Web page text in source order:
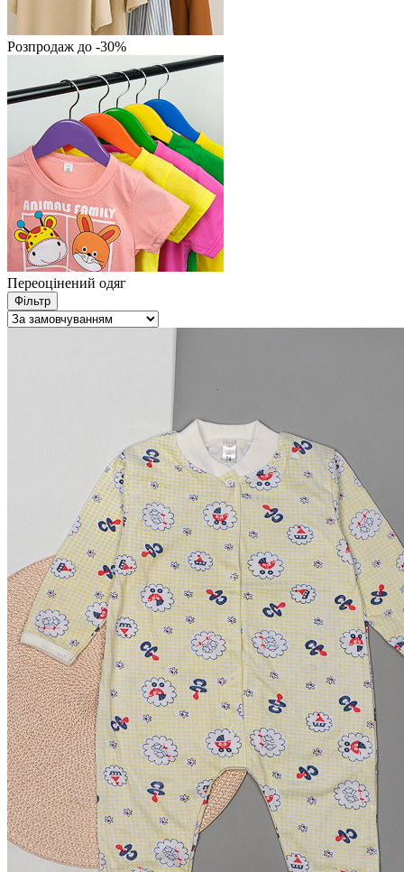
Розпродаж до -30%
Переоцінений одяг
Фільтр